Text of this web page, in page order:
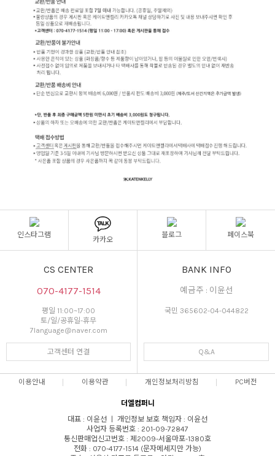
인스타그램
카카오
블로그 페이스북
CS CENTER
070-4177-1514
평일 11:00~17:00
토/일/공휴일-휴무
7language@naver.com
고객센터 연결
BANK INFO
예금주 : 이윤선
국민 365602-04-044822
Q&A
이용안내 이용약관 개인정보처리방침 PC버전
더엘컴퍼니
대표 : 이윤선 ㅣ 개인정보 보호 책임자 : 이윤선
사업자 등록번호 : 201-09-72847
통신판매업신고번호 : 제2009-서울마포-1380호
전화 : 070-4177-1514 (문자메세지만 가능)